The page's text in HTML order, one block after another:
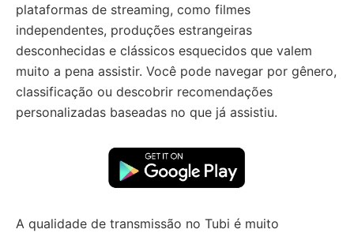
plataformas de streaming, como filmes
independentes, produções estrangeiras
desconhecidas e clássicos esquecidos que valem
muito a pena assistir. Você pode navegar por gênero,
classificação ou descobrir recomendações
personalizadas baseadas no que já assistiu.
A qualidade de transmissão no Tubi é muito